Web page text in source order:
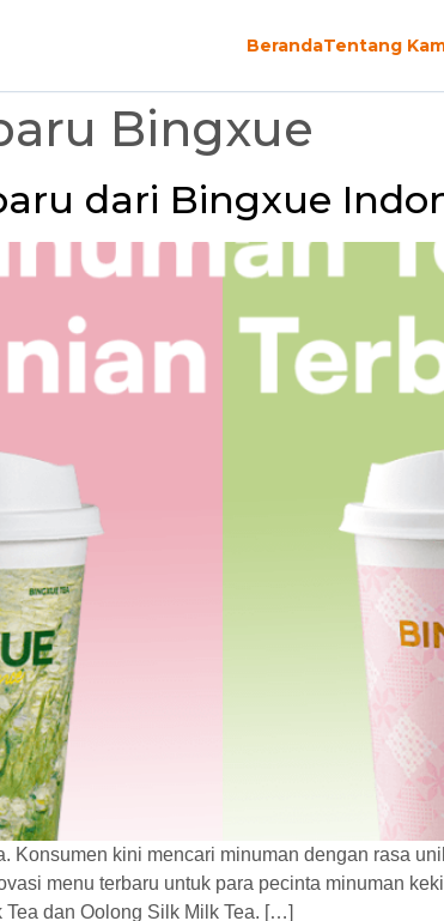
BerandaTentang
Bingxue
dari Bingxue
Konsumen kini mencari minuman dengan rasa
menu terbaru untuk para pecinta minuman
dan Oolong Silk Milk Tea. […]